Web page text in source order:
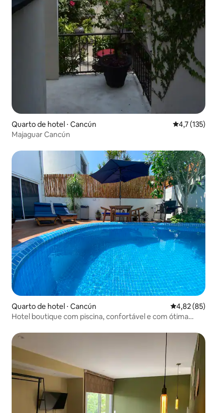
Quarto de hotel ⋅ Cancún 4,7 de uma
4,7 (135)
Majaguar Cancún
Quarto de hotel ⋅ Cancún 4,82 de uma
4,82 (85)
Hotel boutique com piscina, confortável e com ótima